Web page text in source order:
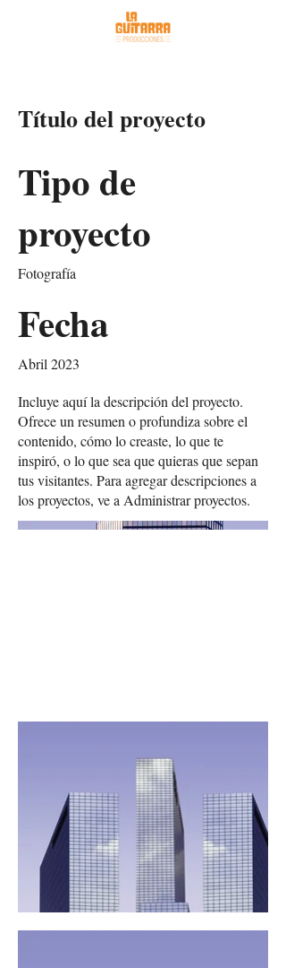
Título del proyecto
Tipo de
proyecto
Fotografía
Fecha
Abril 2023
Incluye aquí la descripción del proyecto.
Ofrece un resumen o profundiza sobre el
contenido, cómo lo creaste, lo que te
inspiró, o lo que sea que quieras que sepan
tus visitantes. Para agregar descripciones a
los proyectos, ve a Administrar proyectos.